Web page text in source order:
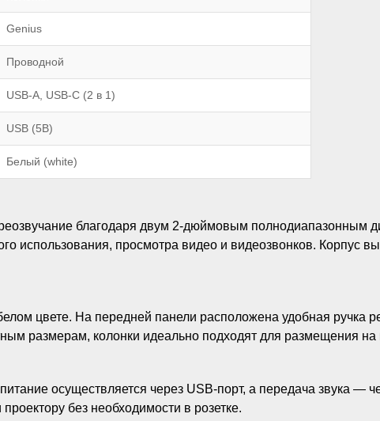
Genius
Проводной
USB-A, USB-C (2 в 1)
USB (5В)
Белый (white)
благодаря двум 2-дюймовым
использования, просмотра видео и видеозвонков. Корпус
цвете. На передней панели расположена удобная ручка
размерам, колонки идеально подходят для размещения
осуществляется через USB-порт, а передача звука —
без необходимости в розетке.